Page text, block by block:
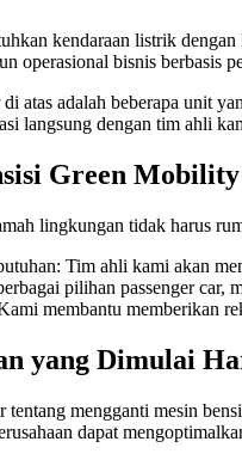
kendaraan listrik
operasional bisnis berbasis
atas adalah beberapa unit
langsung dengan tim ahli
Green Mobility
lingkungan tidak harus
Tim ahli kami akan
pilihan passenger
membantu memberikan
yang Dimulai
mengganti mesin
dapat